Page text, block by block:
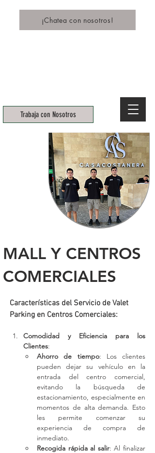
Trabaja con Nosotros
¡Chatea con nosotros!
MALL Y CENTROS
COMERCIALES
Características del Servicio de Valet
Parking en Centros Comerciales:
Comodidad y Eficiencia para los
Clientes:
Ahorro de tiempo: Los clientes
pueden dejar su vehículo en la
entrada del centro comercial,
evitando la búsqueda de
estacionamiento, especialmente en
momentos de alta demanda. Esto
les permite comenzar su
experiencia de compra de
inmediato.
Recogida rápida al salir: Al finalizar